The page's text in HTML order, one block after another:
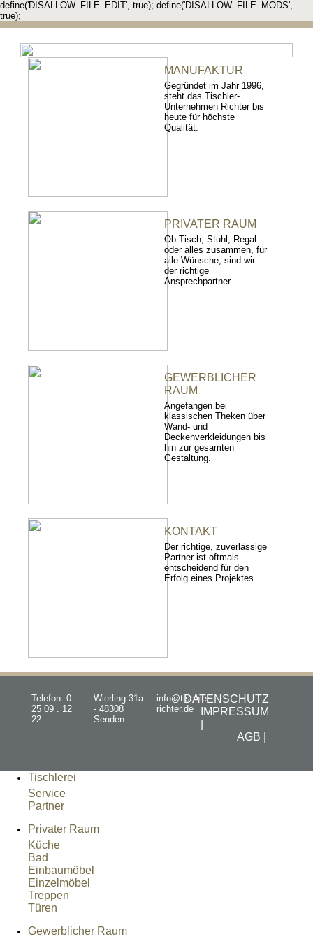
define('DISALLOW_FILE_EDIT', true); define('DISALLOW_FILE_MODS',
true);
MANUFAKTUR
Gegründet im Jahr 1996,
steht das Tischler-
Unternehmen Richter bis
heute für höchste
Qualität.
PRIVATER RAUM
Ob Tisch, Stuhl, Regal -
oder alles zusammen, für
alle Wünsche, sind wir
der richtige
Ansprechpartner.
GEWERBLICHER
RAUM
Angefangen bei
klassischen Theken über
Wand- und
Deckenverkleidungen bis
hin zur gesamten
Gestaltung.
KONTAKT
Der richtige, zuverlässige
Partner ist oftmals
entscheidend für den
Erfolg eines Projektes.
Telefon: 0
25 09 . 12
22
Wierling 31a
- 48308
Senden
info@tischler-
richter.de
DATENSCHUTZ
IMPRESSUM
AGB |
Tischlerei
Service
Partner
Privater Raum
Küche
Bad
Einbaumöbel
Einzelmöbel
Treppen
Türen
Gewerblicher Raum